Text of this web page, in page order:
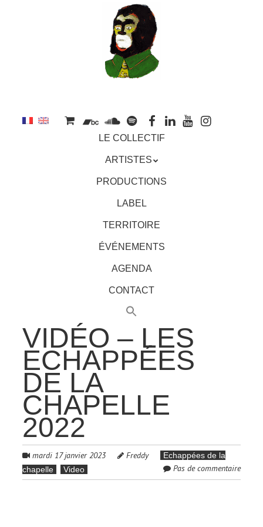
LE COLLECTIF
ARTISTES
PRODUCTIONS
LABEL
TERRITOIRE
ÉVÉNEMENTS
AGENDA
CONTACT
VIDÉO – LES
ECHAPPÉES
DE LA
CHAPELLE
2022
mardi 17 janvier 2023 Freddy
Echappées de la
chapelle
Video Pas de commentaire